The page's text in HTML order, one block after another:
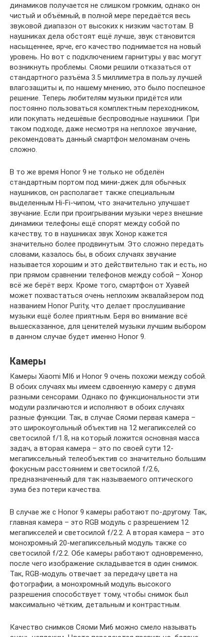
динамиков получается не слишком громким, однако он
чистый и объёмный, в полной мере передаётся весь
звуковой диапазон от высоких к низким частотам. В
наушниках дела обстоят ещё лучше, звук становится
насыщеннее, ярче, его качество поднимается на новый
уровень. Но вот с подключением гарнитуры у вас могут
возникнуть проблемы. Сяоми решили отказаться от
стандартного разъёма 3.5 миллиметра в пользу лучшей
влагозащиты и, по нашему мнению, это было поспешное
решение. Теперь любителям музыки придётся или
постоянно пользоваться комплектным переходником,
или покупать недешёвые беспроводные наушники. При
таком подходе, даже несмотря на неплохое звучание,
рекомендовать данный смартфон меломанам очень
сложно.
В то же время Honor 9 не только не обделён
стандартным портом под мини-джек для обычных
наушников, он располагает также специальным
выделенным Hi-Fi-чипом, что значительно улучшает
звучание. Если при проигрывании музыки через внешние
динамики телефоны ещё спорят между собой по
качеству, то в наушниках звук Хонор кажется
значительно более продвинутым. Это сложно передать
словами, казалось бы, в обоих случаях звучание
называется хорошим и это действительно так и есть, но
при прямом сравнении телефонов между собой – Хонор
всё же берёт верх. Кроме того, смартфон от Хуавей
может похвастаться очень неплохим эквалайзером под
названием Honor Purity, что делает прослушивание
музыки ещё более приятным. Беря во внимание всё
вышесказанное, для ценителей музыки лучшим выбором
в данном случае будет именно Honor 9.
Камеры
Камеры Xiaomi MI6 и Honor 9 очень похожи между собой.
В обоих случаях мы имеем сдвоенную камеру с двумя
разными сенсорами. Однако по функциональности эти
модули различаются и исполняют в обоих случаях
разные функции. Так, в случае Сяоми первая камера –
это широкоугольный объектив на 12 мегапикселей со
светосилой f/1.8, на который ложится основная масса
задач, а вторая камера – это по своей сути 12-
мегапиксельный телеобъектив со значительно большим
фокусным расстоянием и светосилой f/2.6,
предназначенный для так называемого оптического
зума без потери качества.
В случае же с Honor 9 камеры работают по-другому. Так,
главная камера – это RGB модуль с разрешением 12
мегапикселей и светосилой f/2.2. А вторая камера – это
монохромный 20-мегапиксельный модуль также со
светосилой f/2.2. Обе камеры работают одновременно,
после чего изображение складывается в один снимок.
Так, RGB-модуль отвечает за передачу цвета на
фотографии, а монохромный модуль высокого
разрешения способствует тому, чтобы снимок был
максимально чётким, детальным и контрастным.
Качество снимков Сяоми Ми6 можно смело называть